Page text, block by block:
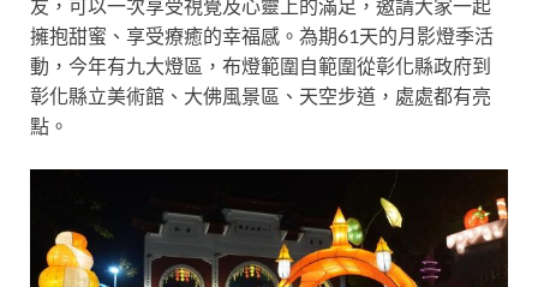
友，可以一次享受視覺及心靈上的滿足，邀請大家一起
擁抱甜蜜、享受療癒的幸福感。為期61天的月影燈季活
動，今年有九大燈區，布燈範圍自範圍從彰化縣政府到
彰化縣立美術館、大佛風景區、天空步道，處處都有亮
點。